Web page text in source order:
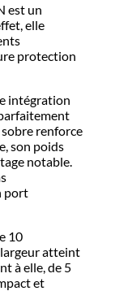
est un
elle
protection
intégration
renforce
son poids
notable.
port
10
largeur atteint
à elle, de 5
et